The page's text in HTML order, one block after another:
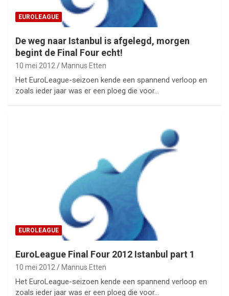
EUROLEAGUE
De weg naar Istanbul is afgelegd, morgen
begint de Final Four echt!
10 mei 2012 Mannus Etten
Het EuroLeague-seizoen kende een spannend verloop en
zoals ieder jaar was er een ploeg die voor…
EUROLEAGUE
EuroLeague Final Four 2012 Istanbul part 1
10 mei 2012 Mannus Etten
Het EuroLeague-seizoen kende een spannend verloop en
zoals ieder jaar was er een ploeg die voor…